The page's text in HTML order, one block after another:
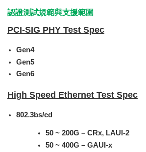
認證測試規範與支援範圍
PCI-SIG PHY Test Spec
Gen4
Gen5
Gen6
High Speed Ethernet Test Spec
802.3bs/cd
50 ~ 200G – CRx, LAUI-2
50 ~ 400G – GAUI-x